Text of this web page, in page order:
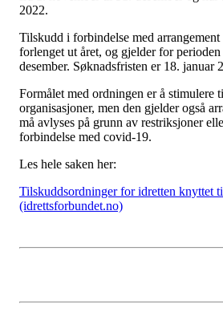
2022.
Tilskudd i forbindelse med
forlenget ut året, og gjelder for
desember. Søknadsfristen er 18. januar
Formålet med ordningen er å
organisasjoner, men den gjelder også
må avlyses på grunn av restriksjoner
forbindelse med covid-19.
Les hele saken her:
Tilskuddsordninger for idretten knyttet
(idrettsforbundet.no)